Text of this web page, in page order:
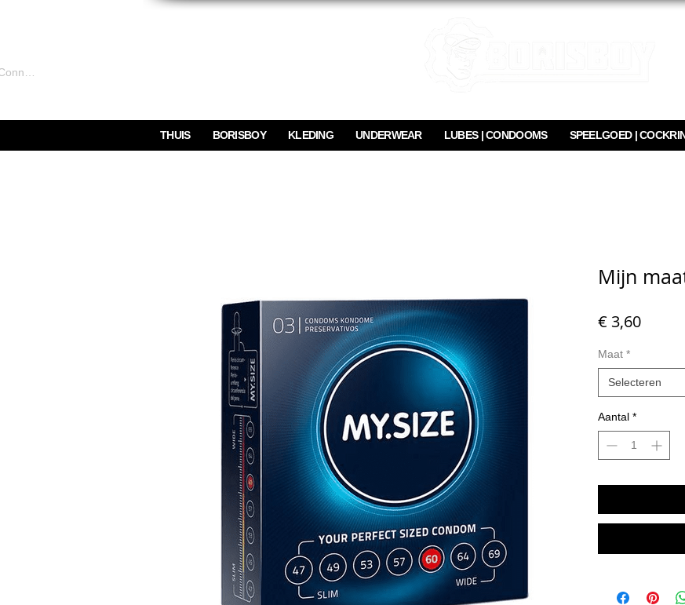
THUIS BORISBOY KLEDING UNDERWEAR LUBES | CONDOOMS SPEELGOED |
Mijn
€ 3,60Prijs
Maat *
Selecteren
Aantal *